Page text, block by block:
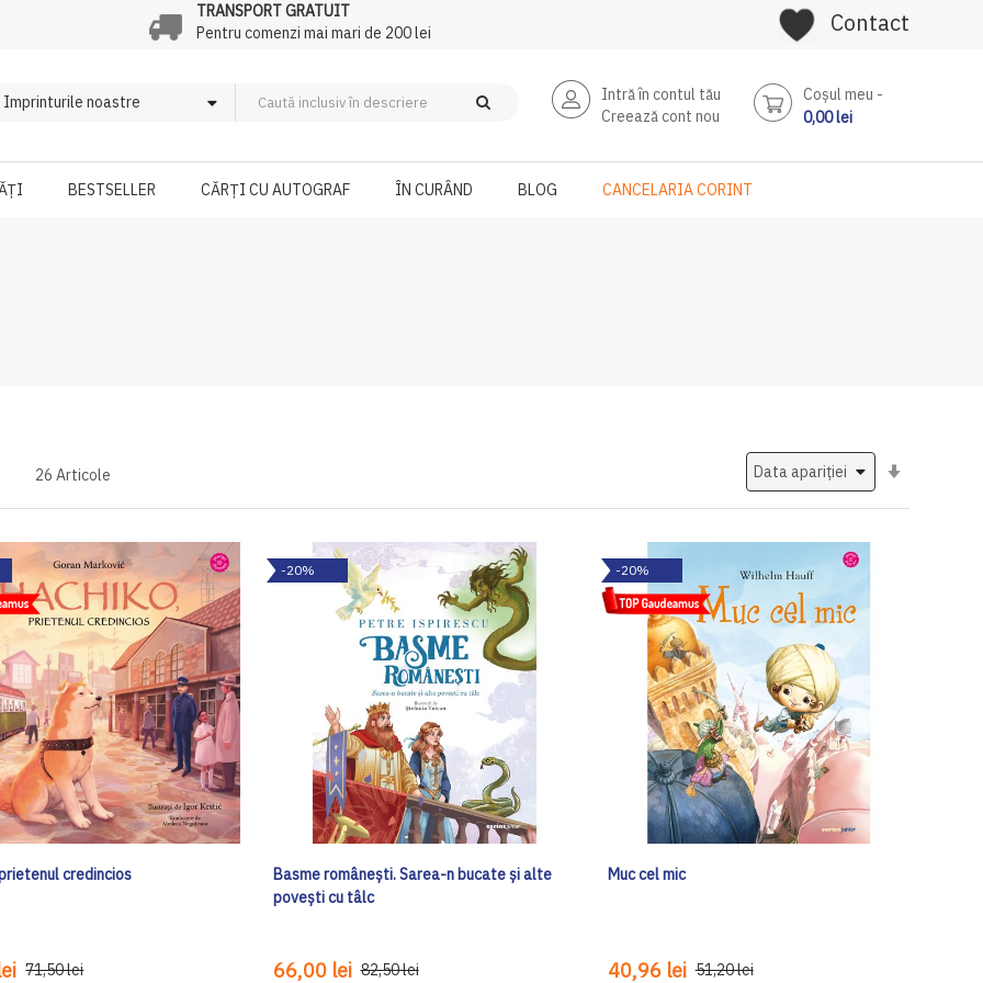
TRANSPORT GRATUIT
Pentru comenzi mai mari de 200 lei
Contact
Intră în contul tău
Creează cont nou
Coşul meu
0,00 lei
BESTSELLER CĂRȚI CU AUTOGRAF ÎN CURÂND BLOG CANCELARIA CORINT
26 Articole
credincios
71,50 lei
-20%
Basme românești. Sarea-n bucate și alte
povești cu tâlc
66,00 lei 82,50 lei
-20%
Muc cel mic
40,96 lei 51,20 lei